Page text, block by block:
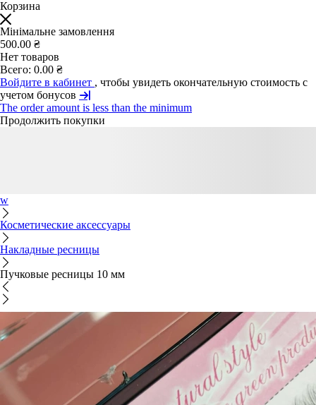
Корзина
Мінімальне замовлення
500.00 ₴
Нет товаров
Всего: 0.00 ₴
Войдите в кабинет , чтобы увидеть окончательную стоимость с
учетом бонусов
The order amount is less than the minimum
Продолжить покупки
w
Косметические аксессуары
Накладные ресницы
Пучковые ресницы 10 мм